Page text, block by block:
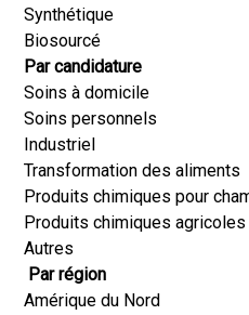
Synthétique
Biosourcé
Par candidature
Soins à domicile
Soins personnels
Industriel
Transformation des aliments
Produits chimiques pour
Produits chimiques agricoles
Autres
Par région
Amérique du Nord